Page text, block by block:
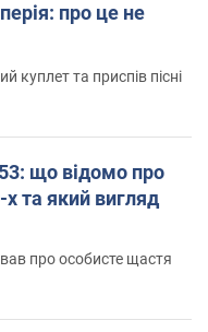
про це не
та приспів пісні
що відомо про
та який вигляд
про особисте щастя